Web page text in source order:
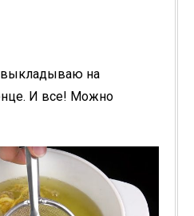
выкладываю на
И все! Можно